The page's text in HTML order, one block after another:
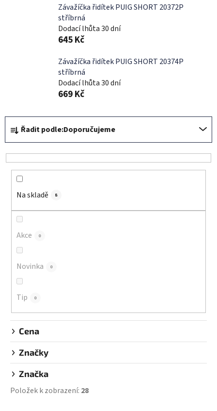
Závažíčka řidítek PUIG SHORT 20372P
stříbrná
Dodací lhůta 30 dní
645 Kč
Závažíčka řidítek PUIG SHORT 20374P
stříbrná
Dodací lhůta 30 dní
669 Kč
Ř
a
z
e
Řadit podle:Doporučujeme
Na skladě 8
Akce 0
Novinka 0
Tip 0
Cena
Značky
Značka
Položek k zobrazení: 28